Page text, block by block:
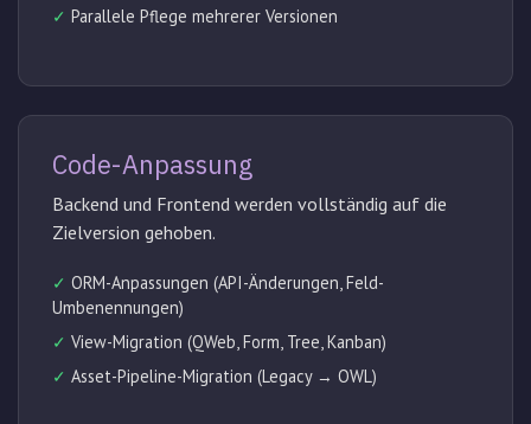
✓ Parallele Pflege mehrerer Versionen
Code-Anpassung
Backend und Frontend werden vollständig auf die
Zielversion gehoben.
✓ ORM-Anpassungen (API-Änderungen, Feld-
Umbenennungen)
✓ View-Migration (QWeb, Form, Tree, Kanban)
✓ Asset-Pipeline-Migration (Legacy → OWL)